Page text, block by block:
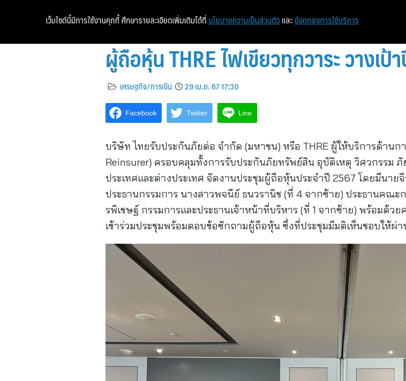
หน้าแรก ท่องเที่ยว
ผู้ถือหุ้น THRE ไฟเขียวทุกวาระ วางเ
เศรษฐกิจ/การเงิน 29 เม.ย. 67 17:30
Facebook Twitter Line
บริษัท ไทยรับประกันภัยต่อ จำกัด (มหาชน) หรือ THRE ผู้ให้บริการด้าน
Reinsurer) ครอบคลุมทั้งการรับประกันภัยทรัพย์สิน อุบัติเหตุ วิศวกรรม ภั
ประเทศและต่างประเทศ จัดงานประชุมผู้ถือหุ้นประจำปี 2567 โดยมีนาย
ประธานกรรมการ นางสาวพจนีย์ ธนวรานิช (ที่ 4 จากซ้าย) ประธานคณะ
รพิเชษฐ์ กรรมการและประธานเจ้าหน้าที่บริหาร (ที่ 1 จากซ้าย) พร้อมด้
เข้าร่วมประชุมพร้อมตอบข้อซักถามผู้ถือหุ้น ซึ่งที่ประชุมมีมติเห็นชอบให้ผ่า
เว็บไซต์นี้มีการใช้งานคุกกี้ ศึกษารายละเอียดเพิ่มเติมได้ที่ นโยบายความเป็นส่วนตัว และ ข้อตกลงการใช้บริการ